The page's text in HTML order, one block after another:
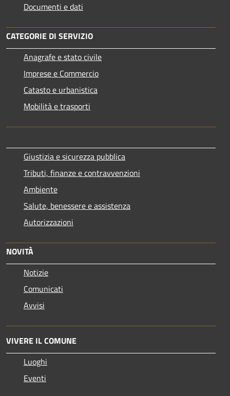
Documenti e dati
CATEGORIE DI SERVIZIO
Anagrafe e stato civile
Imprese e Commercio
Catasto e urbanistica
Mobilità e trasporti
Giustizia e sicurezza pubblica
Tributi, finanze e contravvenzioni
Ambiente
Salute, benessere e assistenza
Autorizzazioni
NOVITÀ
Notizie
Comunicati
Avvisi
VIVERE IL COMUNE
Luoghi
Eventi